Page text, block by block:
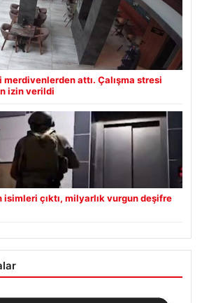
attı. Çalışma stresi
izin verildi
çıktı, milyarlık vurgun deşifre